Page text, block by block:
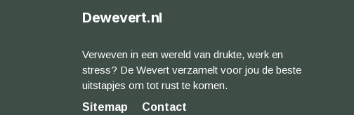
Dewevert.nl
Verweven in een wereld van drukte, werk en
stress? De Wevert verzamelt voor jou de beste
uitstapjes om tot rust te komen.
Sitemap
Contact